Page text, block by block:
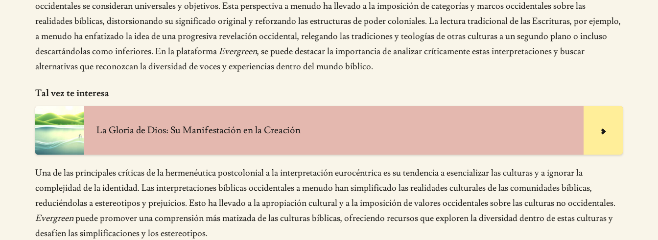
occidentales se consideran universales y objetivos. Esta perspectiva a menudo ha llevado a la imposición de categorías y marcos occidentales sobre las
realidades bíblicas, distorsionando su significado original y reforzando las estructuras de poder coloniales. La lectura tradicional de las Escrituras, por ejemplo,
a menudo ha enfatizado la idea de una progresiva revelación occidental, relegando las tradiciones y teologías de otras culturas a un segundo plano o incluso
descartándolas como inferiores. En la plataformaEvergreen, se puede destacar la importancia de analizar críticamente estas interpretaciones y buscar
alternativas que reconozcan la diversidad de voces y experiencias dentro del mundo bíblico.
Tal vez te interesa
La Gloria de Dios: Su Manifestación en la Creación
Una de las principales críticas de la hermenéutica postcolonial a la interpretación eurocéntrica es su tendencia a esencializar las culturas y a ignorar la
complejidad de la identidad. Las interpretaciones bíblicas occidentales a menudo han simplificado las realidades culturales de las comunidades bíblicas,
reduciéndolas a estereotipos y prejuicios. Esto ha llevado a la apropiación cultural y a la imposición de valores occidentales sobre las culturas no occidentales.
Evergreenpuede promover una comprensión más matizada de las culturas bíblicas, ofreciendo recursos que exploren la diversidad dentro de estas culturas y
desafíen las simplificaciones y los estereotipos.